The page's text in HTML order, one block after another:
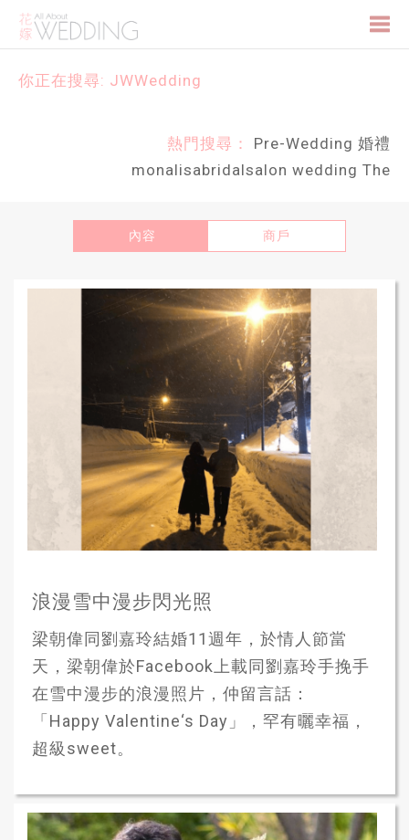
你正在搜尋: JWWedding
熱門搜尋： Pre-Wedding 婚禮
monalisabridalsalon wedding The
內容 商戶
浪漫雪中漫步閃光照
梁朝偉同劉嘉玲結婚11週年，於情人節當
天，梁朝偉於Facebook上載同劉嘉玲手挽手
在雪中漫步的浪漫照片，仲留言話：
「Happy Valentine‘s Day」，罕有曬幸福，
超級sweet。